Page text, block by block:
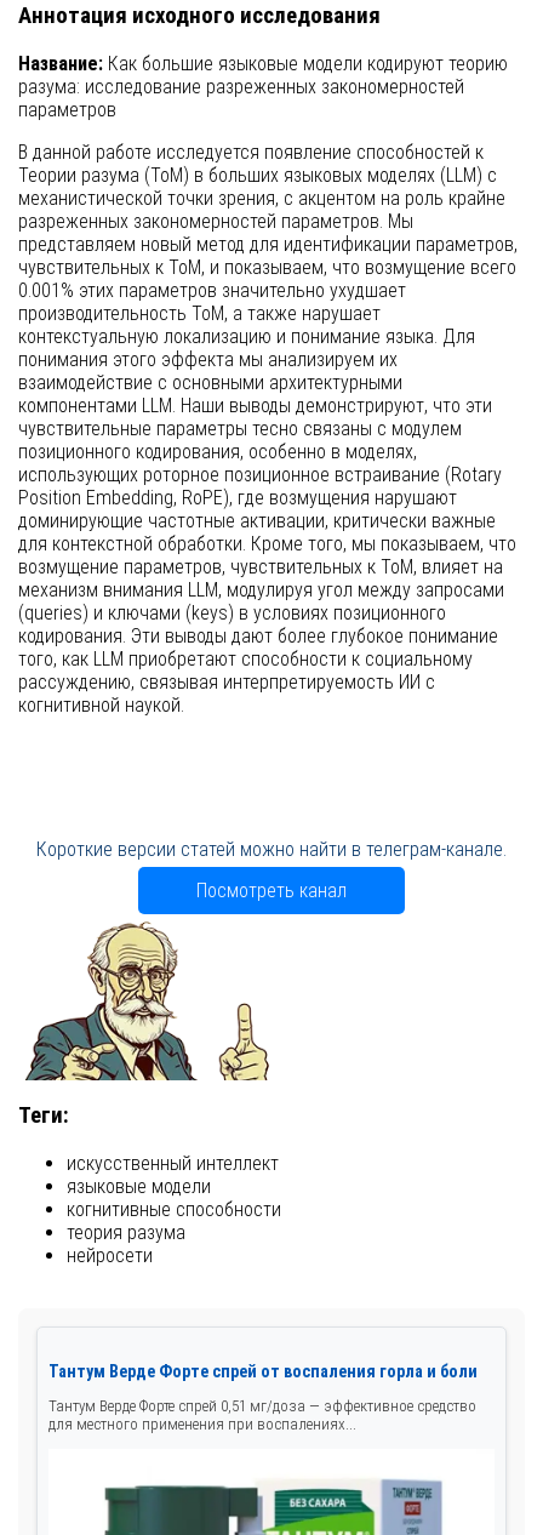
Аннотация исходного исследования
Название: Как большие языковые модели кодируют теорию
разума: исследование разреженных закономерностей
параметров
В данной работе исследуется появление способностей к
Теории разума (ToM) в больших языковых моделях (LLM) с
механистической точки зрения, с акцентом на роль крайне
разреженных закономерностей параметров. Мы
представляем новый метод для идентификации параметров,
чувствительных к ToM, и показываем, что возмущение всего
0.001% этих параметров значительно ухудшает
производительность ToM, а также нарушает
контекстуальную локализацию и понимание языка. Для
понимания этого эффекта мы анализируем их
взаимодействие с основными архитектурными
компонентами LLM. Наши выводы демонстрируют, что эти
чувствительные параметры тесно связаны с модулем
позиционного кодирования, особенно в моделях,
использующих роторное позиционное встраивание (Rotary
Position Embedding, RoPE), где возмущения нарушают
доминирующие частотные активации, критически важные
для контекстной обработки. Кроме того, мы показываем, что
возмущение параметров, чувствительных к ToM, влияет на
механизм внимания LLM, модулируя угол между запросами
(queries) и ключами (keys) в условиях позиционного
кодирования. Эти выводы дают более глубокое понимание
того, как LLM приобретают способности к социальному
рассуждению, связывая интерпретируемость ИИ с
когнитивной наукой.
Короткие версии статей можно найти в телеграм-канале.
Посмотреть канал
Теги:
искусственный интеллект
языковые модели
когнитивные способности
теория разума
нейросети
Тантум Верде Форте спрей от воспаления горла и боли
Тантум Верде Форте спрей 0,51 мг/доза — эффективное средство
для местного применения при воспалениях...